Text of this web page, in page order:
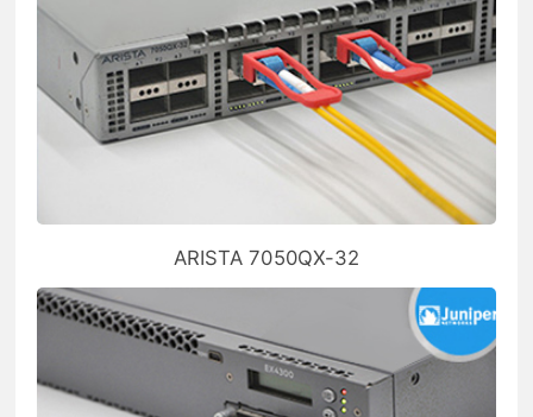
ARISTA 7050QX-32